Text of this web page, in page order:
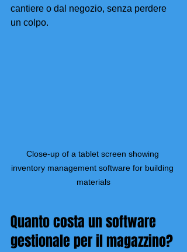
cantiere o dal negozio, senza perdere
un colpo.
Close-up of a tablet screen showing
inventory management software for building
materials
Quanto costa un software
gestionale per il magazzino?